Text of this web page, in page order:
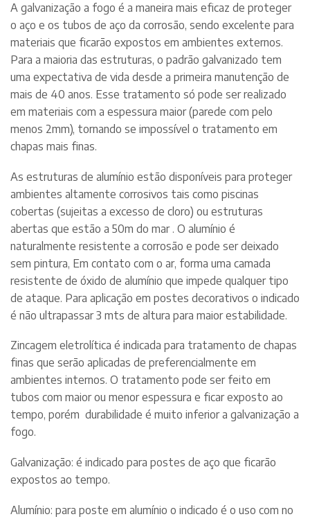
A galvanização a fogo é a maneira mais eficaz de proteger
o aço e os tubos de aço da corrosão, sendo excelente para
materiais que ficarão expostos em ambientes externos.
Para a maioria das estruturas, o padrão galvanizado tem
uma expectativa de vida desde a primeira manutenção de
mais de 40 anos. Esse tratamento só pode ser realizado
em materiais com a espessura maior (parede com pelo
menos 2mm), tornando se impossível o tratamento em
chapas mais finas.
As estruturas de alumínio estão disponíveis para proteger
ambientes altamente corrosivos tais como piscinas
cobertas (sujeitas a excesso de cloro) ou estruturas
abertas que estão a 50m do mar . O alumínio é
naturalmente resistente a corrosão e pode ser deixado
sem pintura, Em contato com o ar, forma uma camada
resistente de óxido de alumínio que impede qualquer tipo
de ataque. Para aplicação em postes decorativos o indicado
é não ultrapassar 3 mts de altura para maior estabilidade.
Zincagem eletrolítica é indicada para tratamento de chapas
finas que serão aplicadas de preferencialmente em
ambientes internos. O tratamento pode ser feito em
tubos com maior ou menor espessura e ficar exposto ao
tempo, porém durabilidade é muito inferior a galvanização a
fogo.
Galvanização: é indicado para postes de aço que ficarão
expostos ao tempo.
Alumínio: para poste em alumínio o indicado é o uso com no